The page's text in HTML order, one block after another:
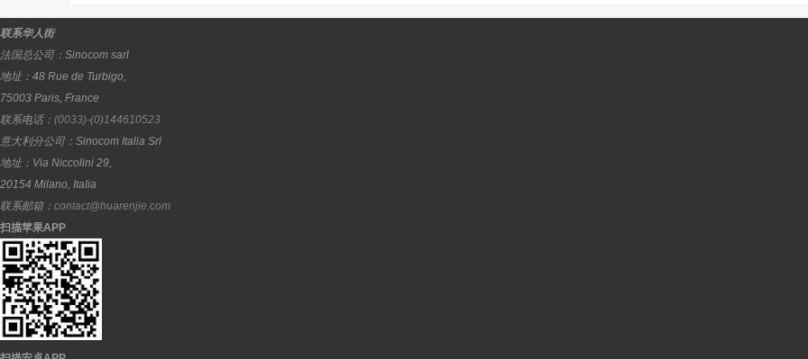
联系华人街
法国总公司： Sinocom sarl
地址： 48 Rue de Turbigo,
75003 Paris, France
联系电话： (0033)-(0)144610523
意大利分公司： Sinocom Italia Srl
地址： Via Niccolini 29,
20154 Milano, Italia
联系邮箱： contact@huarenjie.com
扫描苹果APP